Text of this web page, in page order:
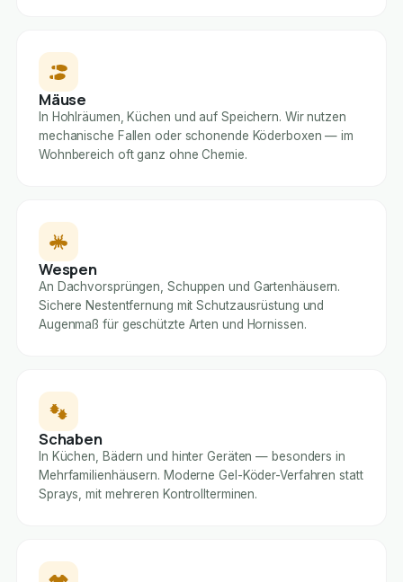
Mäuse
In Hohlräumen, Küchen und auf Speichern. Wir nutzen
mechanische Fallen oder schonende Köderboxen — im
Wohnbereich oft ganz ohne Chemie.
Wespen
An Dachvorsprüngen, Schuppen und Gartenhäusern.
Sichere Nestentfernung mit Schutzausrüstung und
Augenmaß für geschützte Arten und Hornissen.
Schaben
In Küchen, Bädern und hinter Geräten — besonders in
Mehrfamilienhäusern. Moderne Gel-Köder-Verfahren statt
Sprays, mit mehreren Kontrollterminen.